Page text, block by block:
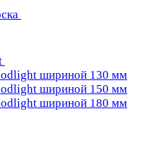
шириной 130 мм
шириной 150 мм
шириной 180 мм